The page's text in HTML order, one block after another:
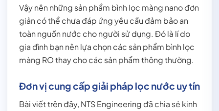
Vậy nên những sản phẩm bình lọc màng nano đơn
giản có thể chưa đáp ứng yêu cầu đảm bảo an
toàn nguồn nước cho người sử dụng. Đó là lí do
gia đình bạn nên lựa chọn các sản phẩm bình lọc
màng RO thay cho các sản phẩm thông thường.
Đơn vị cung cấp giải pháp lọc nước uy tín
Bài viết trên đây, NTS Engineering đã chia sẻ kinh